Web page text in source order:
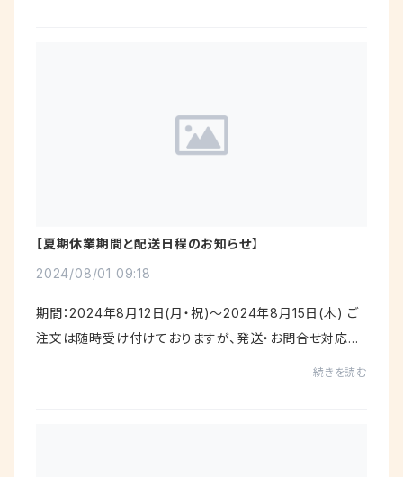
【夏期休業期間と配送日程のお知らせ】
2024/08/01 09:18
期間：2024年8月12日(月・祝)～2024年8月15日(木) ご
注文は随時受け付けておりますが、発送・お問合せ対応業
続きを読む